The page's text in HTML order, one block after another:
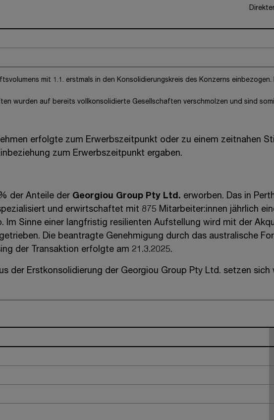
mit 1.1. erstmals in den Konsolidierungskreis des Konzerns
wurden auf bereits vollkonsolidierte Gesellschaften verschmolzen und sind
erfolgte zum Erwerbszeitpunkt oder zu einem zeitnahen
zum Erwerbszeitpunkt ergaben.
der Anteile der Georgiou Group Pty Ltd. erworben. Das in
und erwirtschaftet mit 875 Mitarbeiter:innen jährlich
Im Sinne einer langfristig resilienten Aufstellung wird mit der
Die beantragte Genehmigung durch das australische
der Transaktion erfolgte am 21.3.2025.
der Erstkonsolidierung der Georgiou Group Pty Ltd. setzen sich